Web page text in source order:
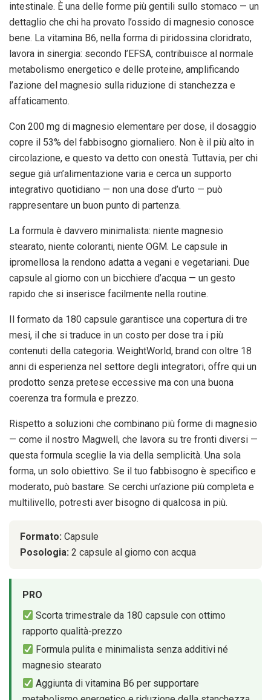
intestinale. È una delle forme più gentili sullo stomaco — un
dettaglio che chi ha provato l’ossido di magnesio conosce
bene. La vitamina B6, nella forma di piridossina cloridrato,
lavora in sinergia: secondo l’EFSA, contribuisce al normale
metabolismo energetico e delle proteine, amplificando
l’azione del magnesio sulla riduzione di stanchezza e
affaticamento.
Con 200 mg di magnesio elementare per dose, il dosaggio
copre il 53% del fabbisogno giornaliero. Non è il più alto in
circolazione, e questo va detto con onestà. Tuttavia, per chi
segue già un’alimentazione varia e cerca un supporto
integrativo quotidiano — non una dose d’urto — può
rappresentare un buon punto di partenza.
La formula è davvero minimalista: niente magnesio
stearato, niente coloranti, niente OGM. Le capsule in
ipromellosa la rendono adatta a vegani e vegetariani. Due
capsule al giorno con un bicchiere d’acqua — un gesto
rapido che si inserisce facilmente nella routine.
Il formato da 180 capsule garantisce una copertura di tre
mesi, il che si traduce in un costo per dose tra i più
contenuti della categoria. WeightWorld, brand con oltre 18
anni di esperienza nel settore degli integratori, offre qui un
prodotto senza pretese eccessive ma con una buona
coerenza tra formula e prezzo.
Rispetto a soluzioni che combinano più forme di magnesio
— come il nostro Magwell, che lavora su tre fronti diversi —
questa formula sceglie la via della semplicità. Una sola
forma, un solo obiettivo. Se il tuo fabbisogno è specifico e
moderato, può bastare. Se cerchi un’azione più completa e
multilivello, potresti aver bisogno di qualcosa in più.
Formato: Capsule
Posologia: 2 capsule al giorno con acqua
PRO
Scorta trimestrale da 180 capsule con ottimo
rapporto qualità-prezzo
Formula pulita e minimalista senza additivi né
magnesio stearato
Aggiunta di vitamina B6 per supportare